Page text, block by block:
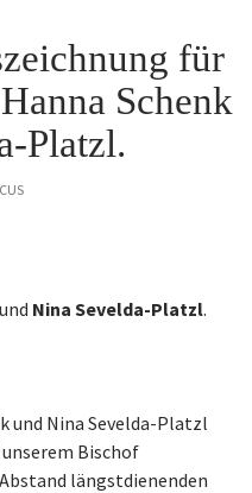
für
Schenk
Platzl.
und Nina Sevelda-Platzl.
und Nina Sevelda-Platzl
Bischof
längstdienenden